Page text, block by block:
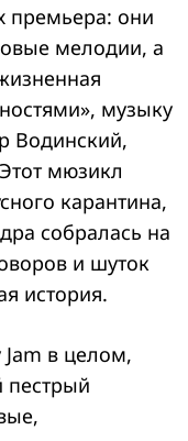
премьера: они
мелодии, а
музыку
Водинский,
мюзикл
карантина,
собралась на
и шуток
история.
в целом,
пестрый